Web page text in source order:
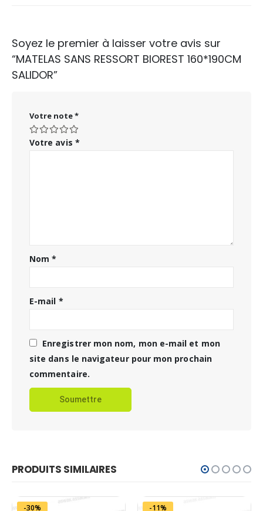
Soyez le premier à laisser votre avis sur
“MATELAS SANS RESSORT BIOREST 160*190CM
SALIDOR”
Votre note*
Votre avis *
Nom*
E-mail *
Enregistrer mon nom, mon e-mail et mon
site dans le navigateur pour mon prochain
commentaire.
PRODUITS SIMILAIRES
-30% -11%